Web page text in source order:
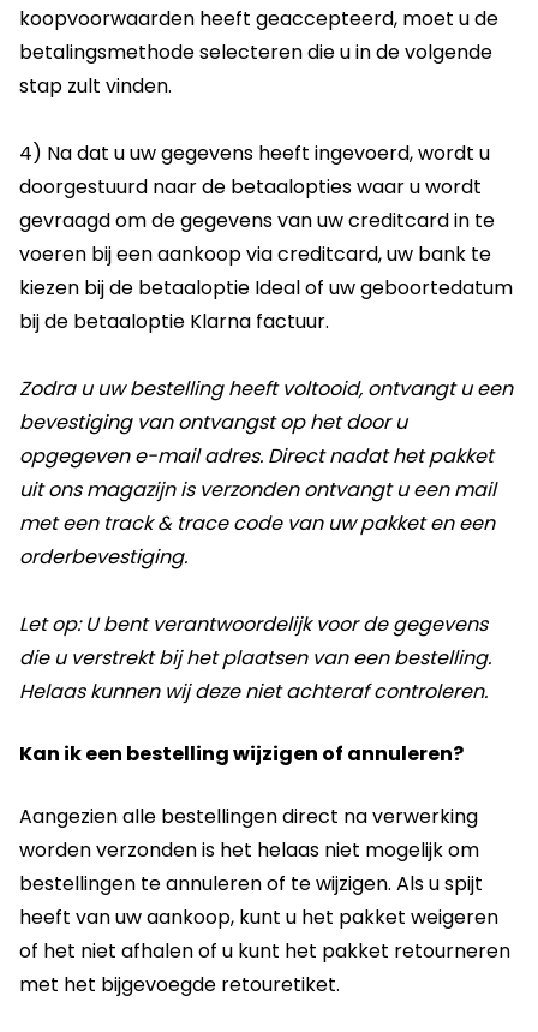
koopvoorwaarden heeft geaccepteerd, moet u de
betalingsmethode selecteren die u in de volgende
stap zult vinden.
4) Na dat u uw gegevens heeft ingevoerd, wordt u
doorgestuurd naar de betaalopties waar u wordt
gevraagd om de gegevens van uw creditcard in te
voeren bij een aankoop via creditcard, uw bank te
kiezen bij de betaaloptie Ideal of uw geboortedatum
bij de betaaloptie Klarna factuur.
Zodra u uw bestelling heeft voltooid, ontvangt u een
bevestiging van ontvangst op het door u
opgegeven e-mail adres. Direct nadat het pakket
uit ons magazijn is verzonden ontvangt u een mail
met een track & trace code van uw pakket en een
orderbevestiging.
Let op: U bent verantwoordelijk voor de gegevens
die u verstrekt bij het plaatsen van een bestelling.
Helaas kunnen wij deze niet achteraf controleren.
Kan ik een bestelling wijzigen of annuleren?
Aangezien alle bestellingen direct na verwerking
worden verzonden is het helaas niet mogelijk om
bestellingen te annuleren of te wijzigen. Als u spijt
heeft van uw aankoop, kunt u het pakket weigeren
of het niet afhalen of u kunt het pakket retourneren
met het bijgevoegde retouretiket.